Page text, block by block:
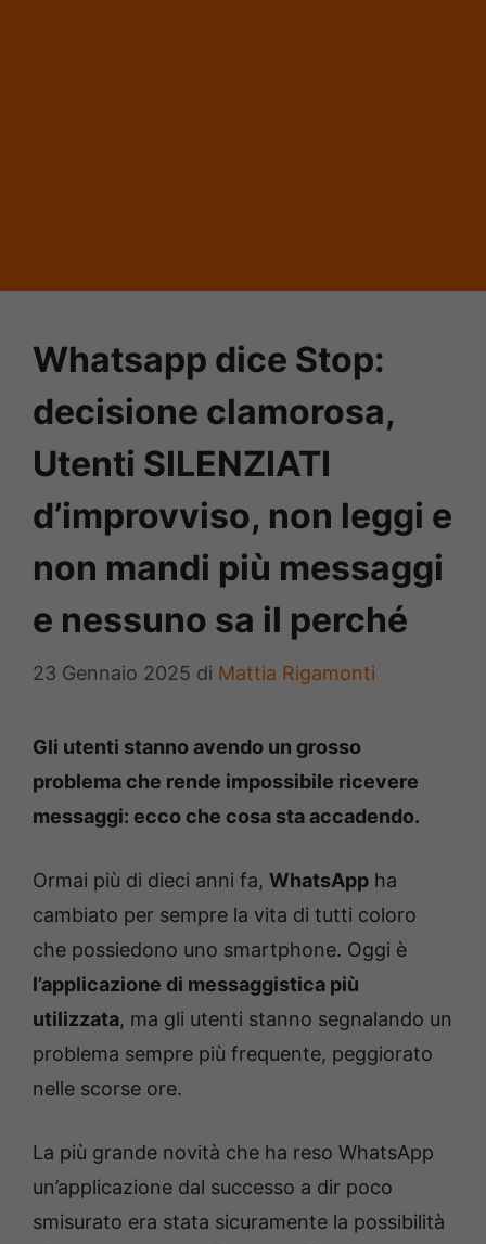
Whatsapp dice Stop:
decisione clamorosa,
Utenti SILENZIATI
d’improvviso, non leggi e
non mandi più messaggi
e nessuno sa il perché
23 Gennaio 2025 di Mattia Rigamonti
Gli utenti stanno avendo un grosso
problema che rende impossibile ricevere
messaggi: ecco che cosa sta accadendo.
Ormai più di dieci anni fa, WhatsApp ha
cambiato per sempre la vita di tutti coloro
che possiedono uno smartphone. Oggi è
l’applicazione di messaggistica più
utilizzata, ma gli utenti stanno segnalando un
problema sempre più frequente, peggiorato
nelle scorse ore.
La più grande novità che ha reso WhatsApp
un’applicazione dal successo a dir poco
smisurato era stata sicuramente la possibilità